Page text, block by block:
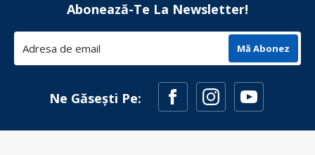
Abonează-Te La Newsletter!
Mă Abonez
Ne Găsești Pe: